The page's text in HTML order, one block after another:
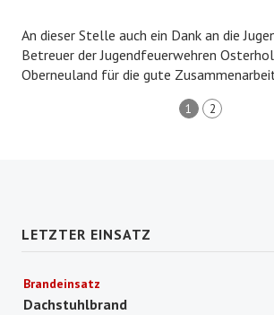
An dieser Stelle auch ein Dank an die
Betreuer der Jugendfeuerwehren
Oberneuland für die gute
1 2
LETZTER EINSATZ
Brandeinsatz
Dachstuhlbrand